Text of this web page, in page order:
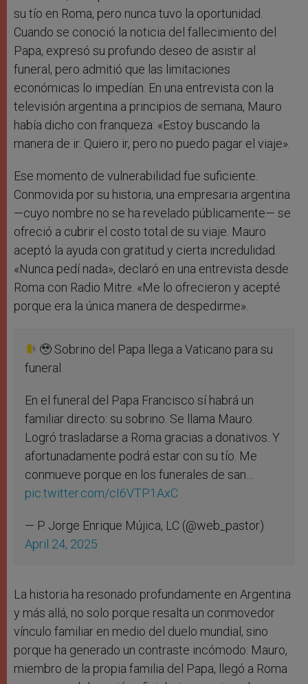
su tío en Roma, pero nunca tuvo la oportunidad.
Cuando se conoció la noticia del fallecimiento del
Papa, expresó su profundo deseo de asistir al
funeral, pero admitió que las limitaciones
económicas lo impedían. En una entrevista con la
televisión argentina a principios de semana, Mauro
había dicho con franqueza: «Estoy buscando la
manera de ir. Quiero ir, pero no puedo pagar el viaje».
Ese momento de vulnerabilidad fue suficiente.
Conmovida por su historia, una empresaria argentina
—cuyo nombre no se ha revelado públicamente— se
ofreció a cubrir el costo total de su viaje. Mauro
aceptó la ayuda con gratitud y cierta incredulidad.
«Nunca pedí nada», declaró en una entrevista desde
Roma con Radio Mitre. «Me lo ofrecieron y acepté
porque era la única manera de despedirme».
🥹Sobrino del Papa llega a Vaticano para su
funeral
En el funeral del Papa Francisco sí habrá un
familiar directo: su sobrino. Se llama Mauro.
Logró trasladarse a Roma gracias a donativos. Y
afortunadamente podrá estar con su tío. Me
conmueve porque en los funerales de san…
pic.twitter.com/cI6VTP1AxC
— P. Jorge Enrique Mújica, LC (@web_pastor)
April 24, 2025
La historia ha resonado profundamente en Argentina
y más allá, no solo porque resalta un conmovedor
vínculo familiar en medio del duelo mundial, sino
porque ha generado un contraste incómodo: Mauro,
miembro de la propia familia del Papa, llegó a Roma